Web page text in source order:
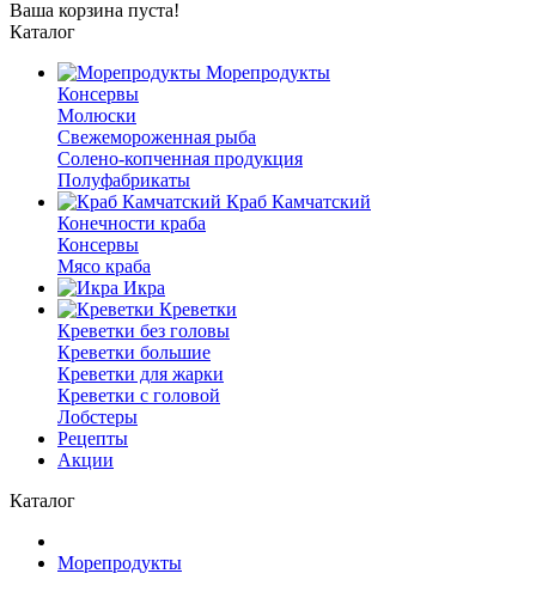
Ваша корзина пуста!
Каталог
Морепродукты
Консервы
Молюски
Свежемороженная рыба
Солено-копченная продукция
Полуфабрикаты
Краб Камчатский
Конечности краба
Консервы
Мясо краба
Икра
Креветки
Креветки без головы
Креветки большие
Креветки для жарки
Креветки с головой
Лобстеры
Рецепты
Акции
Каталог
Морепродукты